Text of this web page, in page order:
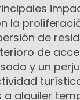
la
de
de
y un
alquiler